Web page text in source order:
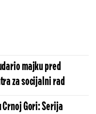
majku pred
za socijalni rad
Crnoj Gori: Serija